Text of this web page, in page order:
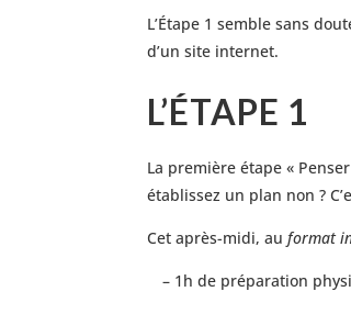
L’Étape 1 semble sans
d’un site internet.
L’ÉTAPE 1
La première étape «
établissez un plan non ?
Cet après-midi, auformat
– 1h de préparation